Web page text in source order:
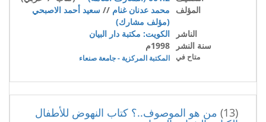
المؤلف
محمد عدنان غنام // سعيد أحمد الاصبحي
(مؤلف مشارك)
الناشر
الكويت: مكتبة دار البيان
سنة النشر
1998م
متاح في المكتبة المركزية - جامعة صنعاء
(13) من هو الموصوف..؟ كتاب النهوض للأطفال